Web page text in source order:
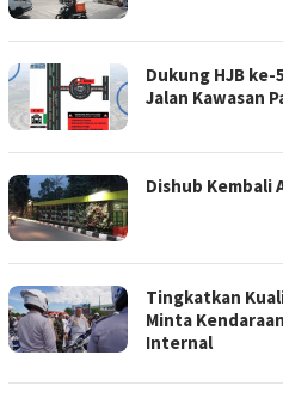
Dukung HJB ke-
Jalan Kawasan
Dishub Kembali
Tingkatkan
Minta
Internal